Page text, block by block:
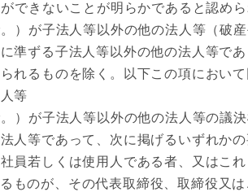
できないことが明らかであると認め
）が子法人等以外の他の法人等（破
準ずる子法人等以外の他の法人等で
れるものを除く。以下この項におい
等
）が子法人等以外の他の法人等の議
人等であって、次に掲げるいずれか
員若しくは使用人である者、又はこ
ものが、その代表取締役、取締役又